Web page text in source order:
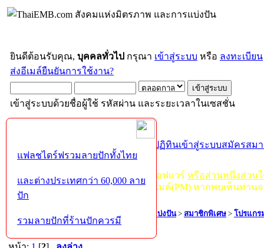
ยินดีต้อนรับคุณ, บุคคลทั่วไป กรุณา เข้าสู่ระบบ หรือ ลงทะเบียน
ส่งอีเมล์ยืนยันการใช้งาน?
เข้าสู่ระบบด้วยชื่อผู้ใช้ รหัสผ่าน และระยะเวลาในเซสชั่น
ปฏิทินเข้าสู่ระบบสมัครสม
กฏ-กติกา :ห้ามจำหน่าย, จ่ายแจก ซอฟแวร์หรือส่วนหนึ่งส่วน
ไม่ว่าจะเป็นทางหน้าบอร์ด หรือหลังไมค์(PM) หากพบเห็นท่าน
ThaiEMB.com สังคมแห่งมิตรภาพ และการแบ่งปัน> สมาชิกพิเศษ > โปรแกร
ทุกอย่าง ที่ขวางหน้า)[Full]
แฟลชไดร์ฟรวมลายปักทั้งไทย
และต่างประเทศกว่า 60,000 ลาย
ปัก
รวมลายปักที่ร้านปักควรมี